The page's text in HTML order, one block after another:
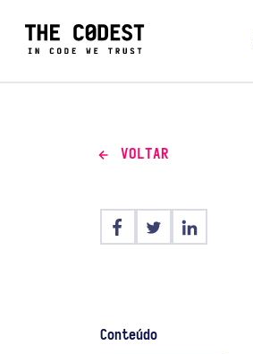
VOLTAR
Conteúdo